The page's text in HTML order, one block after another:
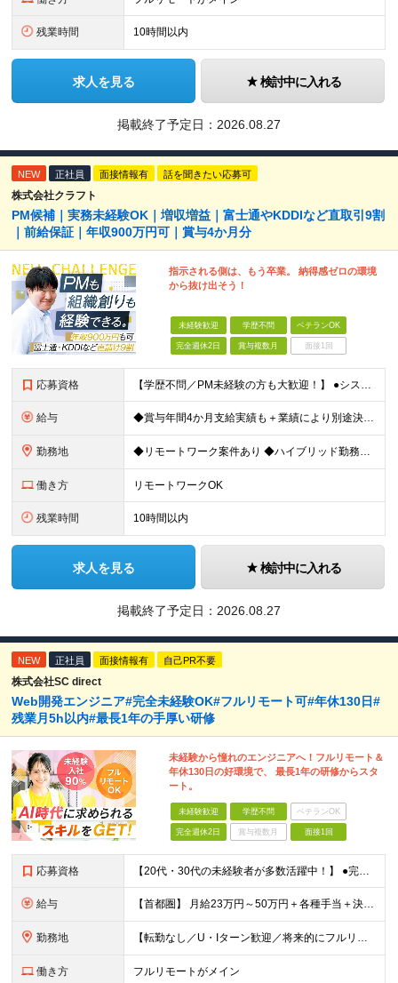
残業時間 10時間以内
求人を見る 検討中に入れる
掲載終了予定日： 2026.08.27
NEW 正社員 面接情報有 話を聞きたい応募可
株式会社クラフト
PM候補｜実務未経験OK｜増収増益｜富士通やKDDIなど直取引9割
｜前給保証｜年収900万円可｜賞与4か月分
指示される側は、もう卒業。 納得感ゼロの環境
から抜け出そう！
未経験歓迎 学歴不問 ベテランOK
完全週休2日 賞与複数月 面接1回
応募資格 【学歴不問／PM未経験の方も大歓迎！】 ●システム開発、またはインフラエンジニアとしての実務経験をお持ちの方 ～採用担当者より～ 「今はまだ役職についていないけれど、ゆくゆくは会社を動かすポジション
給与 ◆賞与年間4か月支給実績も＋業績により別途決算賞与あり ◆年収800万円～900万円も可能 【PM・PL候補】 数名規模のチームでの進捗管理や、後輩・メンバーの指導・フォロー経験がある方 ※「公式な
勤務地 ◆リモートワーク案件あり ◆ハイブリッド勤務もOK 【本社】東京都豊島区高田3-14-29 KDX高田馬場ビル2F ┗都内、神奈川県のプロジェクト先での勤務もございます。 ＜プロジェクト先エリア例
働き方 リモートワークOK
残業時間 10時間以内
求人を見る 検討中に入れる
掲載終了予定日： 2026.08.27
NEW 正社員 面接情報有 自己PR不要
株式会社SC direct
Web開発エンジニア#完全未経験OK#フルリモート可#年休130日#
残業月5h以内#最長1年の手厚い研修
未経験から憧れのエンジニアへ！フルリモート＆
年休130日の好環境で、 最長1年の研修からスタ
ート。
未経験歓迎 学歴不問 ベテランOK
完全週休2日 賞与複数月 面接1回
応募資格 【20代・30代の未経験者が多数活躍中！】 ●完全未経験、第二新卒、既卒、フリーターの方大歓迎！ ●学歴・職歴・転職回数・ブランク一切不問 ※34歳までの方（若年層の長期キャリア形成を図るため） ★
給与 【首都圏】 月給23万円～50万円＋各種手当＋決算賞与 【大阪】 月給22万円～50万円＋各種手当＋決算賞与 【愛知】 月給21.5万円～50万円＋各種手当＋決算賞与 【福岡・宮城】 月給20万
勤務地 【転勤なし／U・Iターン歓迎／将来的にフルリモートOK】 本社（新宿区）、大阪支店、名古屋支店または東京都・神奈川県・千葉県・埼玉県・愛知県・大阪府・福岡県をはじめ、全国のプロジェクト先 ※ご希望を
働き方 フルリモートがメイン